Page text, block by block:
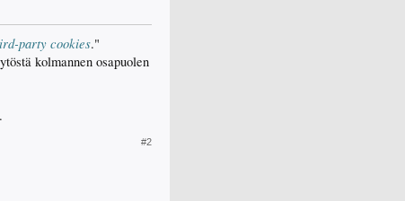
party cookies."
kolmannen osapuolen
#2